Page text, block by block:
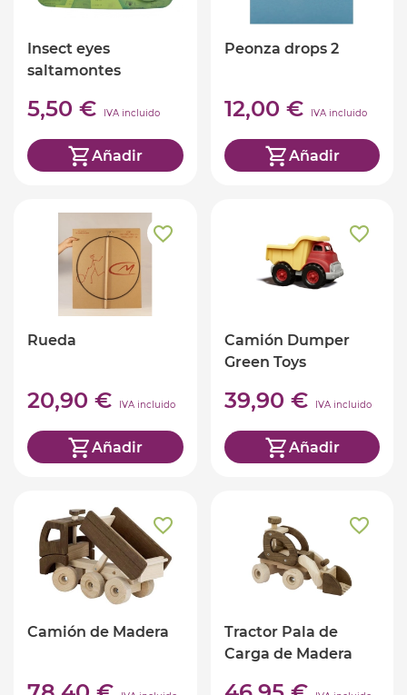
Insect eyes
saltamontes
5,50 € IVA incluido
Añadir
Peonza drops 2
12,00 € IVA incluido
Añadir
Rueda
20,90 € IVA incluido
Añadir
Camión Dumper
Green Toys
39,90 € IVA incluido
Añadir
Camión de Madera
Tractor Pala de
Carga de Madera